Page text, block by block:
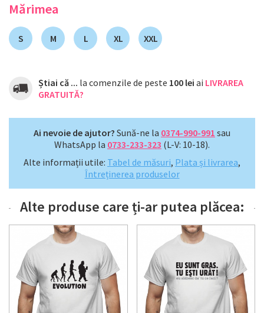
Mărimea
S M L XL XXL
Știai că ... la comenzile de peste 100 lei ai LIVRAREA
GRATUITĂ?
Ai nevoie de ajutor? Sună-ne la 0374-990-991 sau
WhatsApp la 0733-233-323 (L-V: 10-18).
Alte informații utile: Tabel de măsuri, Plata și livrarea,
Întreținerea produselor
Alte produse care ți-ar putea plăcea: